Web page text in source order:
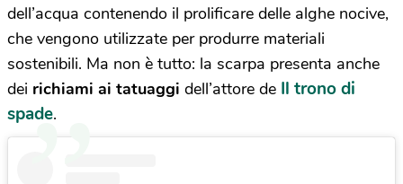
dell’acqua contenendo il prolificare delle alghe nocive,
che vengono utilizzate per produrre materiali
sostenibili. Ma non è tutto: la scarpa presenta anche
dei richiami ai tatuaggi dell’attore de Il trono di
spade.